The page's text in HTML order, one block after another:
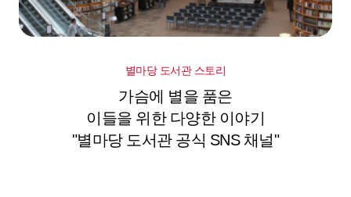
별마당 도서관 스토리
가슴에 별을 품은
이들을 위한 다양한 이야기
"별마당 도서관 공식 SNS 채널"